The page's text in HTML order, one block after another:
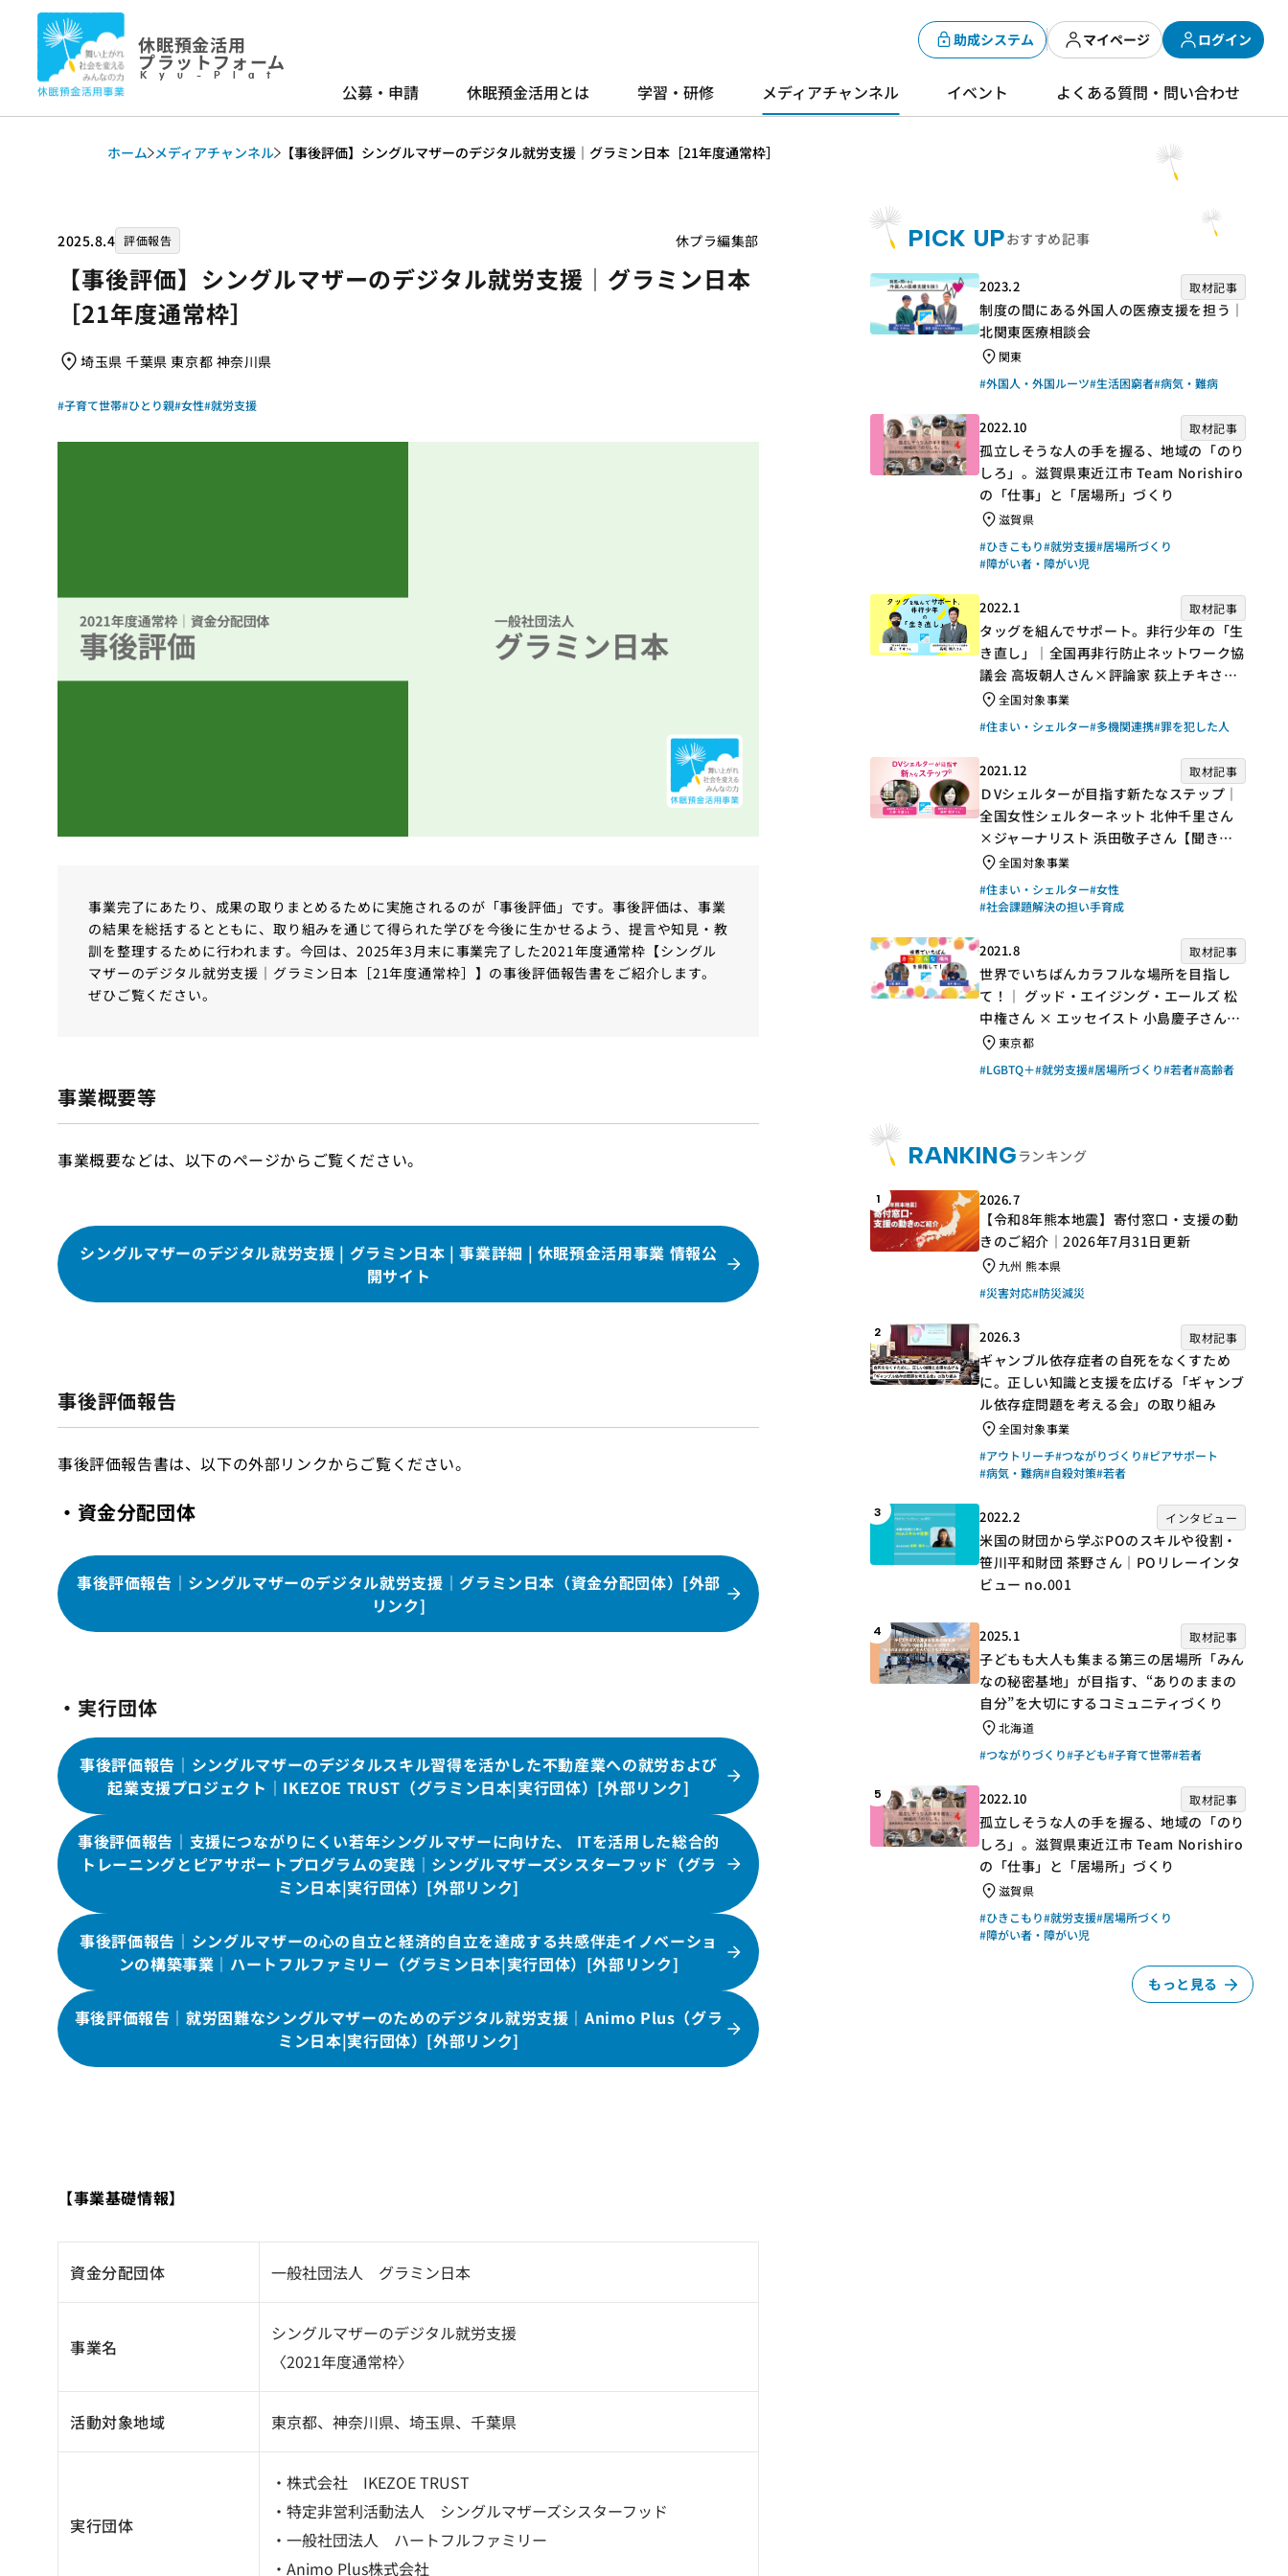
休眠預金活用
プラットフォーム
Kyu-Plat
助成システム マイページ ログイン
公募・申請 休眠預金活用とは 学習・研修 メディアチャンネル イベント よくある質問・問い合わせ
ホーム メディアチャンネル 【事後評価】シングルマザーのデジタル就労支援｜グラミン日本［21年度通常枠］
2025.8.4 評価報告 休プラ編集部
【事後評価】シングルマザーのデジタル就労支援｜グラミン日本
［21年度通常枠］
埼玉県 千葉県 東京都 神奈川県
#子育て世帯#ひとり親#女性#就労支援
事業完了にあたり、成果の取りまとめるために実施されるのが「事後評価」です。事後評価は、事業
の結果を総括するとともに、取り組みを通じて得られた学びを今後に生かせるよう、提言や知見・教
訓を整理するために行われます。今回は、2025年3月末に事業完了した2021年度通常枠【シングル
マザーのデジタル就労支援｜グラミン日本［21年度通常枠］】の事後評価報告書をご紹介します。
ぜひご覧ください。
事業概要等
事業概要などは、以下のページからご覧ください。
シングルマザーのデジタル就労支援 | グラミン日本 | 事業詳細 | 休眠預金活用事業 情報公
開サイト
事後評価報告
事後評価報告書は、以下の外部リンクからご覧ください。
・資金分配団体
事後評価報告｜シングルマザーのデジタル就労支援｜グラミン日本（資金分配団体）[外部
リンク]
・実行団体
事後評価報告｜シングルマザーのデジタルスキル習得を活かした不動産業への就労および
起業支援プロジェクト｜IKEZOE TRUST（グラミン日本|実行団体）[外部リンク]
事後評価報告｜支援につながりにくい若年シングルマザーに向けた、 ITを活用した総合的
トレーニングとピアサポートプログラムの実践｜シングルマザーズシスターフッド（グラ
ミン日本|実行団体）[外部リンク]
事後評価報告｜シングルマザーの心の自立と経済的自立を達成する共感伴走イノベーショ
ンの構築事業｜ハートフルファミリー（グラミン日本|実行団体）[外部リンク]
事後評価報告｜就労困難なシングルマザーのためのデジタル就労支援｜Animo Plus（グラ
ミン日本|実行団体）[外部リンク]
【事業基礎情報】
資金分配団体 一般社団法人 グラミン日本
事業名
シングルマザーのデジタル就労支援
〈2021年度通常枠〉
活動対象地域 東京都、神奈川県、埼玉県、千葉県
実行団体
・株式会社 IKEZOE TRUST
・特定非営利活動法人 シングルマザーズシスターフッド
・一般社団法人 ハートフルファミリー
・Animo Plus株式会社
PICK UPおすすめ記事
2023.2 取材記事
制度の間にある外国人の医療支援を担う｜
北関東医療相談会
関東
#外国人・外国ルーツ#生活困窮者#病気・難病
2022.10 取材記事
孤立しそうな人の手を握る、地域の「のり
しろ」。滋賀県東近江市 Team Norishiro
の「仕事」と「居場所」づくり
滋賀県
#ひきこもり#就労支援#居場所づくり
#障がい者・障がい児
2022.1 取材記事
タッグを組んでサポート。非行少年の「生
き直し」｜全国再非行防止ネットワーク協
議会 高坂朝人さん×評論家 荻上チキさん
【聞き手】
全国対象事業
#住まい・シェルター#多機関連携#罪を犯した人
2021.12 取材記事
ＤVシェルターが目指す新たなステップ｜
全国女性シェルターネット 北仲千里さん
×ジャーナリスト 浜田敬子さん【聞き
手】全国対象事業
#住まい・シェルター#女性
#社会課題解決の担い手育成
2021.8 取材記事
世界でいちばんカラフルな場所を目指し
て！｜ グッド・エイジング・エールズ 松
中権さん × エッセイスト 小島慶子さん
【聞き手】
東京都
#LGBTQ＋#就労支援#居場所づくり#若者#高齢者
RANKING ランキング
1 2026.7
【令和8年熊本地震】寄付窓口・支援の動
きのご紹介｜2026年7月31日更新
九州 熊本県
#災害対応#防災減災
2 2026.3 取材記事
ギャンブル依存症者の自死をなくすため
に。正しい知識と支援を広げる「ギャンブ
ル依存症問題を考える会」の取り組み
全国対象事業
#アウトリーチ#つながりづくり#ピアサポート
#病気・難病#自殺対策#若者
3 2022.2 インタビュー
米国の財団から学ぶPOのスキルや役割・
笹川平和財団 茶野さん｜POリレーインタ
ビュー no.001
4 2025.1 取材記事
子どもも大人も集まる第三の居場所「みん
なの秘密基地」が目指す、“ありのままの
自分”を大切にするコミュニティづくり
北海道
#つながりづくり#子ども#子育て世帯#若者
5 2022.10 取材記事
孤立しそうな人の手を握る、地域の「のり
しろ」。滋賀県東近江市 Team Norishiro
の「仕事」と「居場所」づくり
滋賀県
#ひきこもり#就労支援#居場所づくり
#障がい者・障がい児
もっと見る